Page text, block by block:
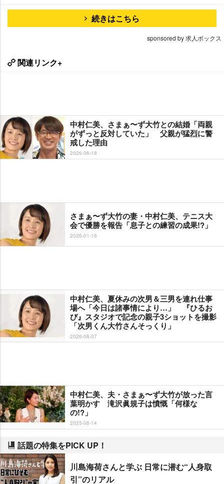
続きはこちら
sponsored by 求人ボックス
関連リンク+
中村仁美、さまぁ〜ず大竹との結婚「両親
がずっと反対していた」 父親が猛烈に警
戒した理由
2026-06-18
さまぁ〜ず大竹の妻・中村仁美、テニス大
会で優勝を報告「息子との練習の成果!?」
2026-01-16
中村仁美、夏休みの次男＆三男を連れ仕事
場へ「今日は諸事情により…」 『ひるお
び』スタジオで記念の親子3ショットを撮影
「次男くん大竹さんそっくり」
2026-08-07
中村仁美、夫・さまぁ〜ず大竹が放った言
葉明かす 滝沢眞規子は憤慨「何様な
の!?」
2025-06-14
話題の特集をPICK UP！
川島海荷さんと学ぶ 日常に潜む“人身取
引”のリアル